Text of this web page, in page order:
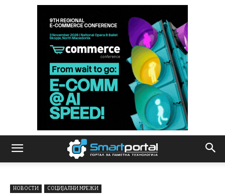
НОВОСТИ СОЦИЈАЛНИ МРЕЖИ